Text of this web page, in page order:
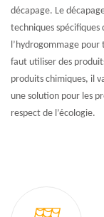
décapage. Le
techniques spécifiques
l’hydrogommage
faut utiliser des
produits chimiques, il
une solution pour les
respect de l’écologie.